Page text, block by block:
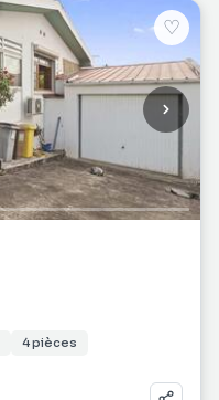
♡
4 pièces